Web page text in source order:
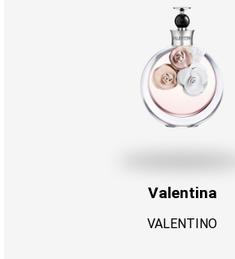
Valentina
VALENTINO